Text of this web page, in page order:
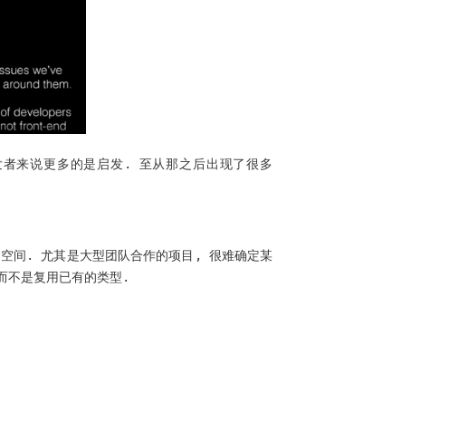
来说更多的是启发. 至从那之后出现了很多
间. 尤其是大型团队合作的项目, 很难确定某
不是复用已有的类型.